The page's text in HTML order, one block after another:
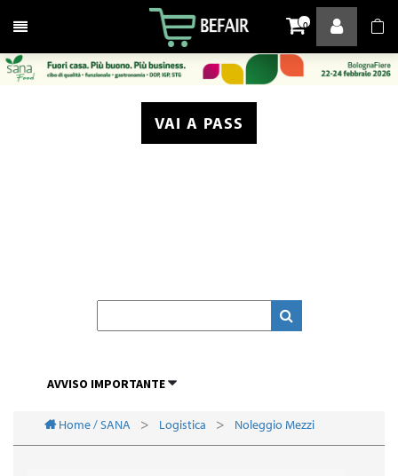
Attiva / disattiva la navigazione 0
VAI A PASS
AVVISO IMPORTANTE
Home / SANA Logistica Noleggio Mezzi